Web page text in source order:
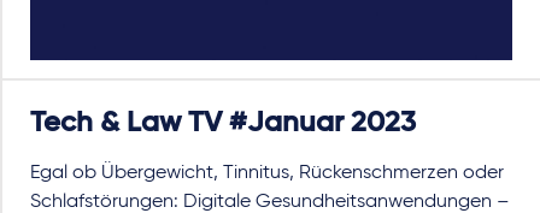
Tech & Law TV #Januar 2023
Egal ob Übergewicht, Tinnitus, Rückenschmerzen oder
Schlafstörungen: Digitale Gesundheitsanwendungen –